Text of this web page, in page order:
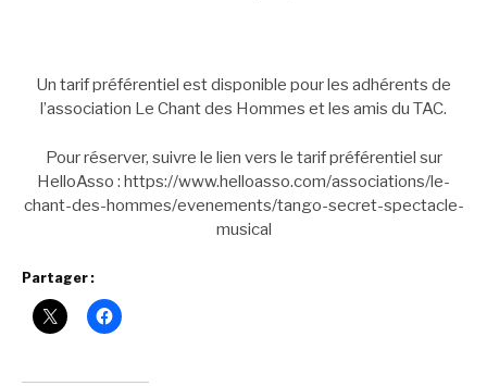
Un tarif préférentiel est disponible pour les adhérents de
l’association Le Chant des Hommes et les amis du TAC.
Pour réserver, suivre le lien vers le tarif préférentiel sur
HelloAsso : https://www.helloasso.com/associations/le-
chant-des-hommes/evenements/tango-secret-spectacle-
musical
Partager :